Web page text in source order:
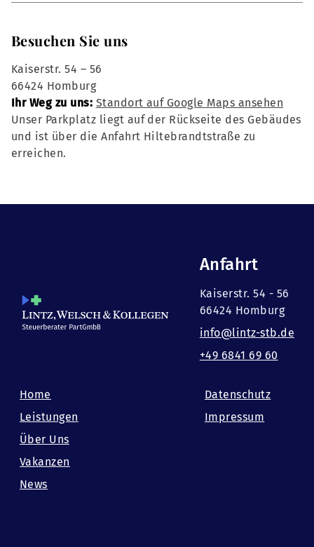
Besuchen Sie uns
Kaiserstr. 54 – 56
66424 Homburg
Ihr Weg zu uns: Standort auf Google Maps ansehen
Unser Parkplatz liegt auf der Rückseite des Gebäudes
und ist über die Anfahrt Hiltebrandtstraße zu
erreichen.
Anfahrt
Kaiserstr. 54 - 56
66424 Homburg
info@lintz-stb.de
+49 6841 69 60
Home
Leistungen
Über Uns
Vakanzen
News
Datenschutz
Impressum